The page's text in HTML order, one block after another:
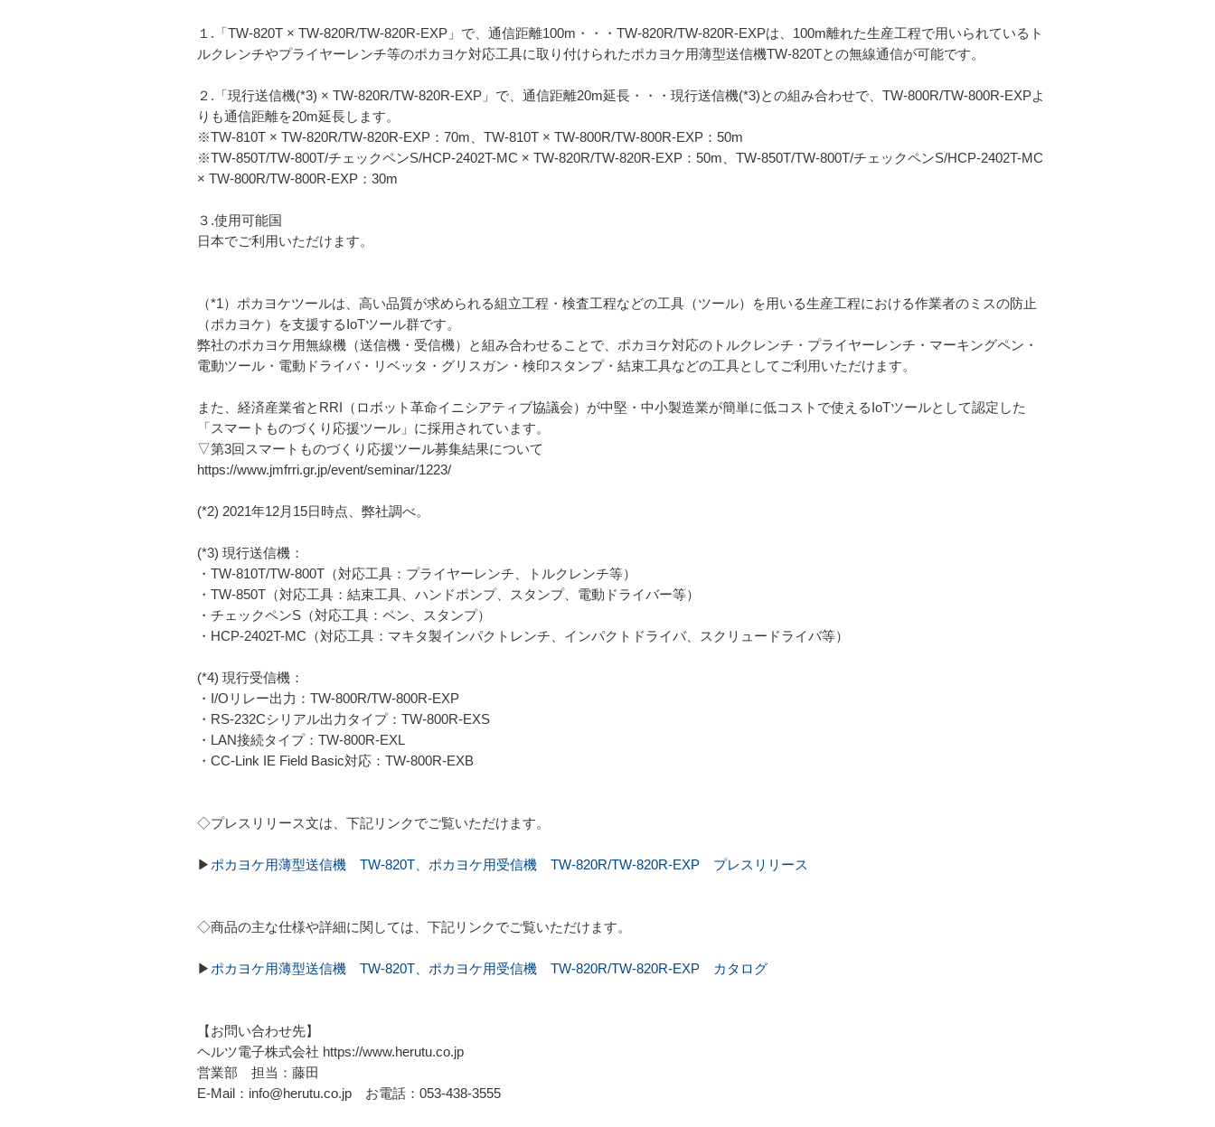
１.「TW-820T × TW-820R/TW-820R-EXP」で、通信距離100m・・・TW-820R/TW-820R-EXPは、100m離れた生産工程で用いられているト
ルクレンチやプライヤーレンチ等のポカヨケ対応工具に取り付けられたポカヨケ用薄型送信機TW-820Tとの無線通信が可能です。
２.「現行送信機(*3) × TW-820R/TW-820R-EXP」で、通信距離20m延長・・・現行送信機(*3)との組み合わせで、TW-800R/TW-800R-EXPよ
りも通信距離を20m延長します。
※TW-810T × TW-820R/TW-820R-EXP：70m、TW-810T × TW-800R/TW-800R-EXP：50m
※TW-850T/TW-800T/チェックペンS/HCP-2402T-MC × TW-820R/TW-820R-EXP：50m、TW-850T/TW-800T/チェックペンS/HCP-2402T-MC
× TW-800R/TW-800R-EXP：30m
３.使用可能国
日本でご利用いただけます。
（*1）ポカヨケツールは、高い品質が求められる組立工程・検査工程などの工具（ツール）を用いる生産工程における作業者のミスの防止
（ポカヨケ）を支援するIoTツール群です。
弊社のポカヨケ用無線機（送信機・受信機）と組み合わせることで、ポカヨケ対応のトルクレンチ・プライヤーレンチ・マーキングペン・
電動ツール・電動ドライバ・リベッタ・グリスガン・検印スタンプ・結束工具などの工具としてご利用いただけます。
また、経済産業省とRRI（ロボット革命イニシアティブ協議会）が中堅・中小製造業が簡単に低コストで使えるIoTツールとして認定した
「スマートものづくり応援ツール」に採用されています。
▽第3回スマートものづくり応援ツール募集結果について
https://www.jmfrri.gr.jp/event/seminar/1223/
(*2) 2021年12月15日時点、弊社調べ。
(*3) 現行送信機：
・TW-810T/TW-800T（対応工具：プライヤーレンチ、トルクレンチ等）
・TW-850T（対応工具：結束工具、ハンドポンプ、スタンプ、電動ドライバー等）
・チェックペンS（対応工具：ペン、スタンプ）
・HCP-2402T-MC（対応工具：マキタ製インパクトレンチ、インパクトドライバ、スクリュードライバ等）
(*4) 現行受信機：
・I/Oリレー出力：TW-800R/TW-800R-EXP
・RS-232Cシリアル出力タイプ：TW-800R-EXS
・LAN接続タイプ：TW-800R-EXL
・CC-Link IE Field Basic対応：TW-800R-EXB
◇プレスリリース文は、下記リンクでご覧いただけます。
▶ ポカヨケ用薄型送信機 TW-820T、ポカヨケ用受信機 TW-820R/TW-820R-EXP プレスリリース
◇商品の主な仕様や詳細に関しては、下記リンクでご覧いただけます。
▶ ポカヨケ用薄型送信機 TW-820T、ポカヨケ用受信機 TW-820R/TW-820R-EXP カタログ
【お問い合わせ先】
ヘルツ電子株式会社 https://www.herutu.co.jp
営業部 担当：藤田
E-Mail：info@herutu.co.jp お電話：053-438-3555